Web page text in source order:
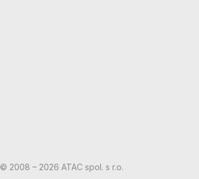
© 2008 – 2026 ATAC spol. s r.o.